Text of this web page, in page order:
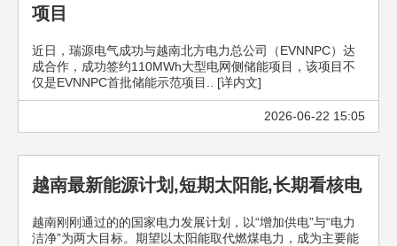
项目
近日，瑞源电气成功与越南北方电力总公司（EVNNPC）达
成合作，成功签约110MWh大型电网侧储能项目，该项目不
仅是EVNNPC首批储能示范项目.. [详内文]
2026-06-22 15:05
越南最新能源计划,短期太阳能,长期看核电
越南刚刚通过的的国家电力发展计划，以“增加供电”与“电力
洁净”为两大目标。期望以太阳能取代燃煤电力，成为主要能